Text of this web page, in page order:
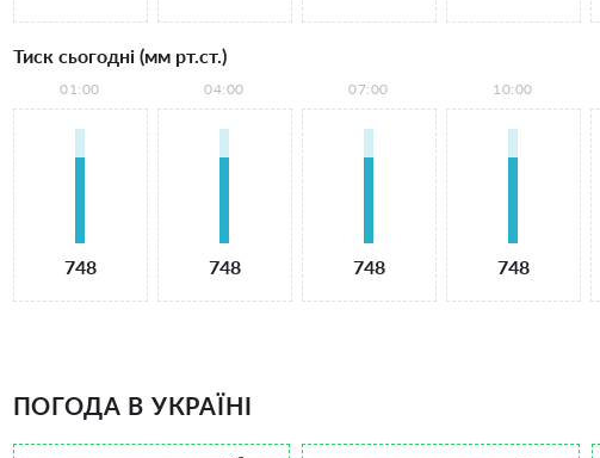
Тиск сьогодні (мм рт.ст.)
01:00
748
04:00
748
07:00
748
10:00
748
ПОГОДА В УКРАЇНІ